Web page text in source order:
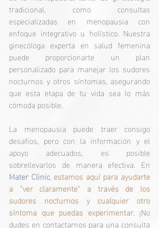
tradicional, como consultas
especializadas en menopausia con
enfoque integrativo u holístico. Nuestra
ginecóloga experta en salud femenina
puede proporcionarte un plan
personalizado para manejar los sudores
nocturnos y otros síntomas, asegurando
que esta etapa de tu vida sea lo más
cómoda posible.
La menopausia puede traer consigo
desafíos, pero con la información y el
apoyo adecuados, es posible
Mater Clinic, estamos aquí para ayudarte
a "ver claramente" a través de los
sudores nocturnos y cualquier otro
síntoma que puedas experimentar. ¡No
dudes en contactarnos para una consulta